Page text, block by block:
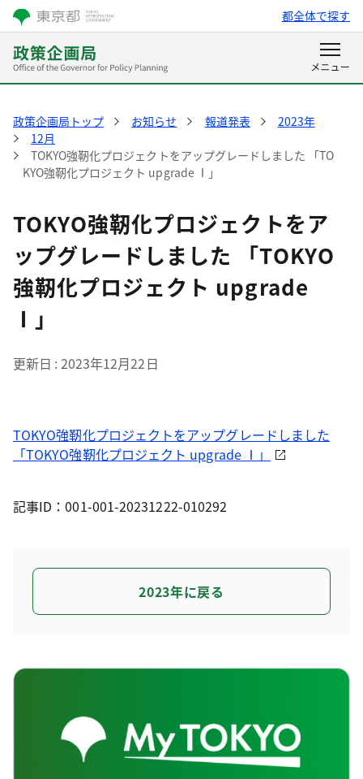
都全体で探す
政策企画局トップ お知らせ 報道発表
2023年
12月
TOKYO強靭化プロジェクトをアップグレードしました 「TO
KYO強靭化プロジェクト upgrade Ⅰ」
TOKYO強靭化プロジェクトをア
ップグレードしました 「TOKYO
強靭化プロジェクト upgrade
Ⅰ」
更新日 2023年12月22日
TOKYO強靭化プロジェクトをアップグレードしました
「TOKYO強靭化プロジェクト upgrade Ⅰ」
記事ID：001-001-20231222-010292
2023年に戻る